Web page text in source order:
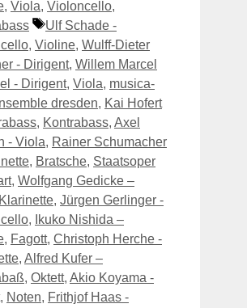
, Viola, Violoncello,
Schlagwörter
Ulf Schade -
, Violine, Wulff-Dieter
- Dirigent, Willem Marcel
- Dirigent, Viola, musica-
dresden, Kai Hofert
, Kontrabass, Axel
- Viola, Rainer Schumacher
, Bratsche, Staatsoper
, Wolfgang Gedicke –
Klarinette, Jürgen Gerlinger -
,
Ikuko Nishida –
, Fagott, Christoph Herche -
, Alfred Kufer –
, Oktett, Akio Koyama -
, Noten, Frithjof Haas -